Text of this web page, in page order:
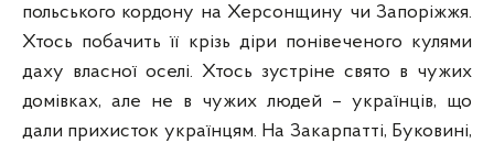
польського кордону на Херсонщину чи Запоріжжя.
Хтось побачить її крізь діри понівеченого кулями
даху власної оселі. Хтось зустріне свято в чужих
домівках, але не в чужих людей – українців, що
дали прихисток українцям. На Закарпатті, Буковині,